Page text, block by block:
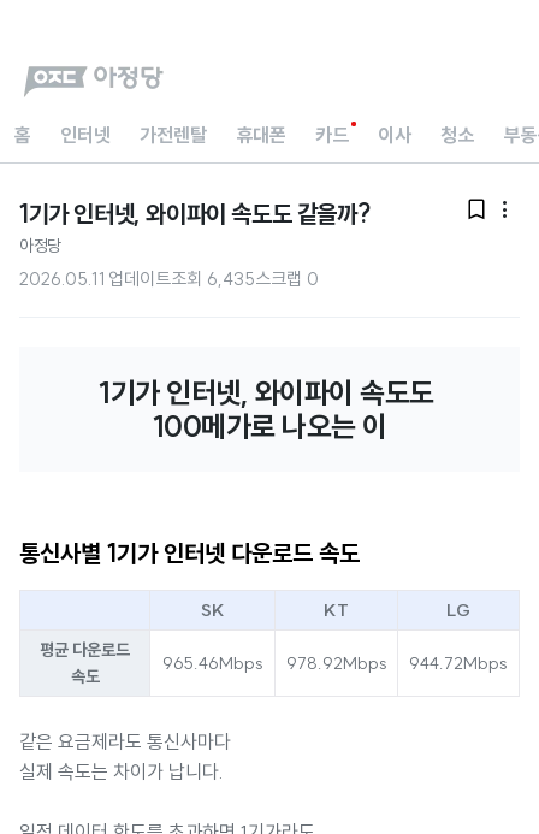
홈 인터넷 가전렌탈 휴대폰 카드 이사 청소 부
1기가 인터넷, 와이파이 속도도 같을까?  
아정당
2026.05.11 업데이트조회 6,435스크랩 0
1기가 인터넷, 와이파이 속도도
100메가로 나오는 이
통신사별 1기가 인터넷 다운로드 속도
SK KT
LG
평균 다운로드
속도
965.46Mbps 978.92Mbps 944.72Mbps
같은 요금제라도 통신사마다
실제 속도는 차이가 납니다.